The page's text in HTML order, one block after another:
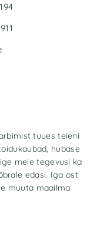
tuues teieni
hubase
meie tegevusi ka
edasi. Iga ost
muuta maailma